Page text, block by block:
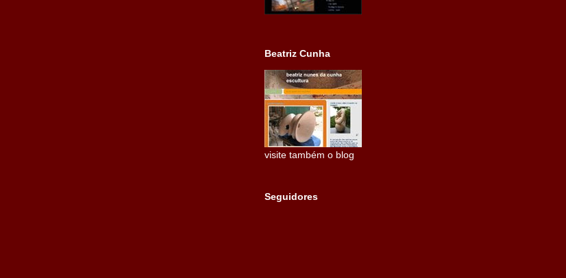
Beatriz Cunha
visite também o blog
Seguidores